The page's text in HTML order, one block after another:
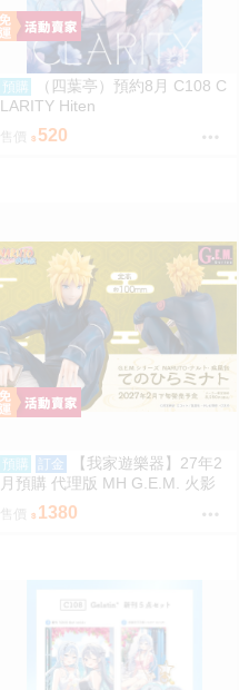
預購
（四葉亭）預約8月 C108 C
LARITY Hiten
售價 520
預購 訂金
【我家遊樂器】27年2
月預購 代理版 MH G.E.M. 火影
忍者 疾風傳 掌上系列 波風湊
1380